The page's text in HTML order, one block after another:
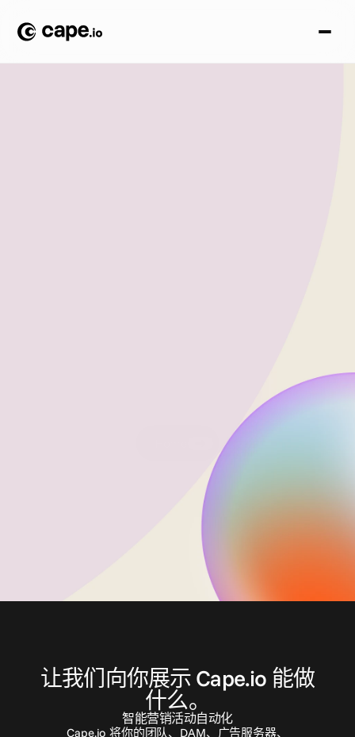
们的投资者Inflexion设定的ESG标准，我们的目标
是提高可持续性表现，并在2024年获得并公布
联 系我 们
让我们向你展示 Cape.io 能做
什么。
智能营销活动自动化
Cape.io 将你的团队、DAM、广告服务器、